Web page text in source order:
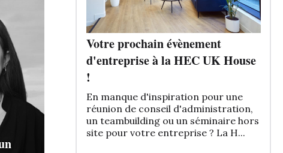
Votre prochain évènement
d'entreprise à la HEC UK House
!
En manque d'inspiration pour une
réunion de conseil d'administration,
un teambuilding ou un séminaire hors
site pour votre entreprise ? La H...